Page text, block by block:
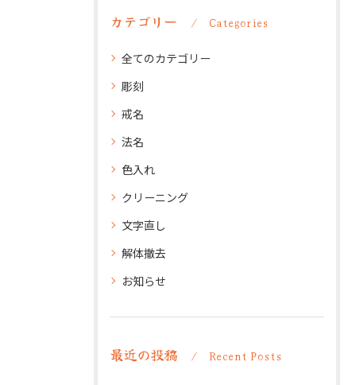
カテゴリー Categories
全てのカテゴリー
彫刻
戒名
法名
色入れ
クリーニング
文字直し
解体撤去
お知らせ
最近の投稿 Recent Posts